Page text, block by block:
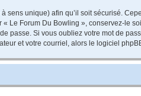
sens unique) afin qu’il soit sécurisé.
« Le Forum Du Bowling », conservez-le
passe. Si vous oubliez votre mot de
et votre courriel, alors le logiciel